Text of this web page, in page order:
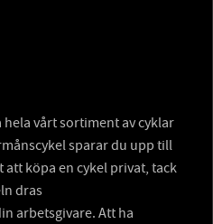
vårt sortiment av cyklar
sparar du upp till
att köpa en cykel privat, tack
dras
arbetsgivare. Att ha